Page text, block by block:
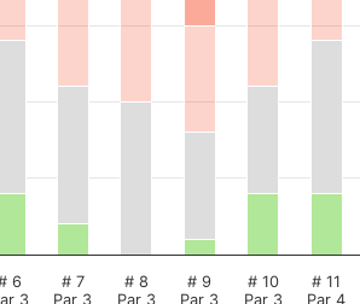
6
3
# 7
Par 3
# 8
Par 3
# 9
Par 3
# 10
Par 3
# 11
Par 4